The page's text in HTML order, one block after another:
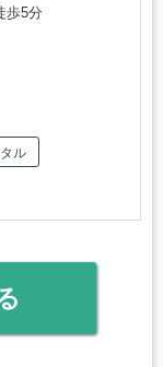
歩5分
ル